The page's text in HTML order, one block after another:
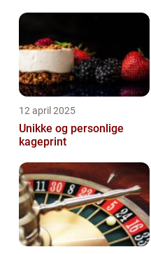
12 april 2025
Unikke og personlige
kageprint